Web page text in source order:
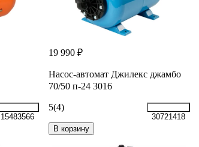
15483566
19 990 ₽
Насос-автомат Джилекс джамбо
70/50 п-24 3016
5(4)
30721418
В корзину